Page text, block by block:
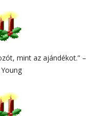
mint az ajándékot.” –